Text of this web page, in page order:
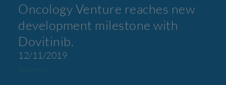
Oncology Venture reaches new
development milestone with
Dovitinib.
12/11/2019